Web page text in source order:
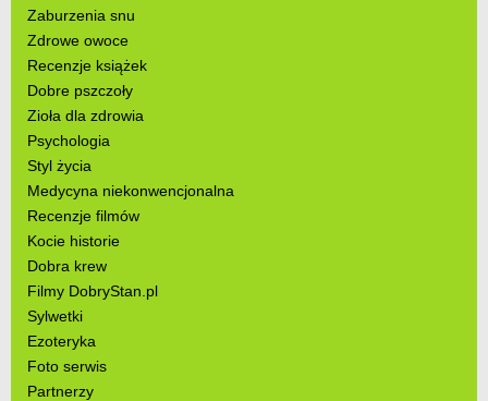
Zaburzenia snu
Zdrowe owoce
Recenzje książek
Dobre pszczoły
Zioła dla zdrowia
Psychologia
Styl życia
Medycyna niekonwencjonalna
Recenzje filmów
Kocie historie
Dobra krew
Filmy DobryStan.pl
Sylwetki
Ezoteryka
Foto serwis
Partnerzy